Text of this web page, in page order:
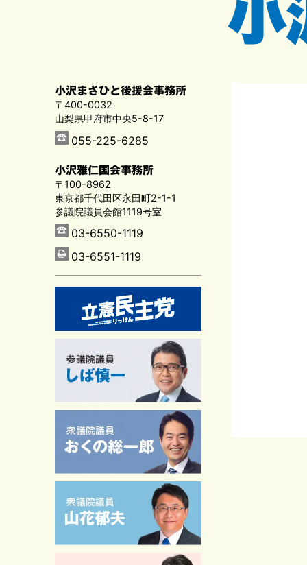
小沢まさひと後援会事務所
〒400-0032
山梨県甲府市中央5-8-17
055-225-6285
小沢雅仁国会事務所
〒100-8962
東京都千代田区永田町2-1-1
参議院議員会館1119号室
03-6550-1119
03-6551-1119